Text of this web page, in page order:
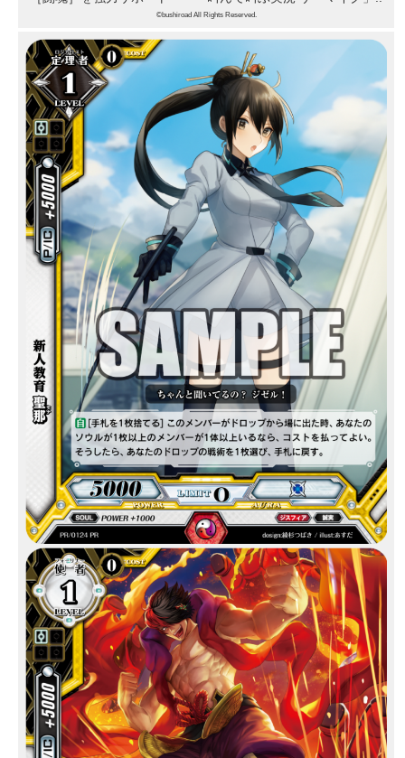
©bushiroad All Rights Reserved.